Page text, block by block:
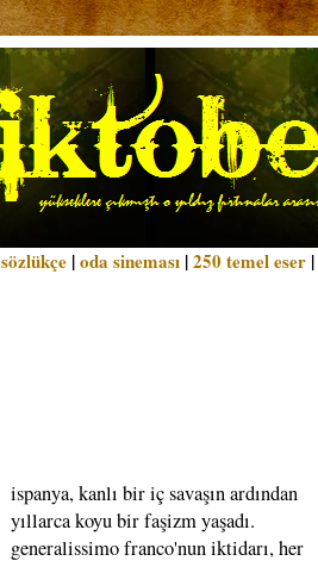
sözlükçe |oda sineması |250 temel eser |
ispanya, kanlı bir iç savaşın ardından
yıllarca koyu bir faşizm yaşadı.
generalissimo franco'nun iktidarı, her